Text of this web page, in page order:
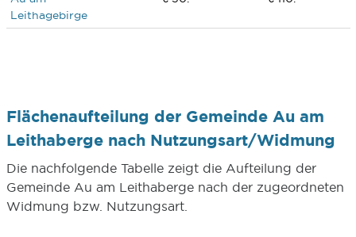
Leithagebirge
Flächenaufteilung der Gemeinde Au am
Leithaberge nach Nutzungsart/Widmung
Die nachfolgende Tabelle zeigt die Aufteilung der
Gemeinde Au am Leithaberge nach der zugeordneten
Widmung bzw. Nutzungsart.